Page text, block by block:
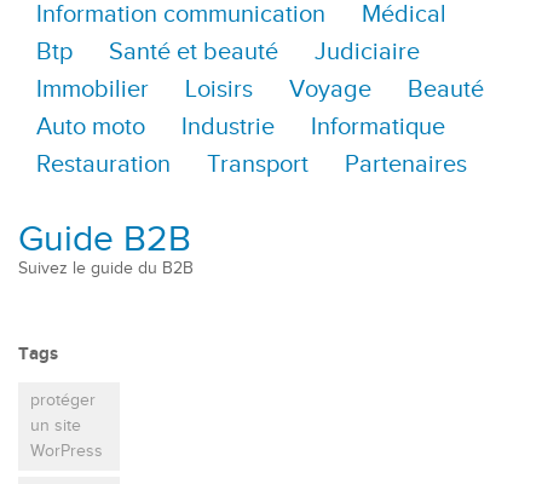
Information communication
Médical
Btp
Santé et beauté
Judiciaire
Immobilier
Loisirs Voyage
Beauté
Auto moto
Industrie
Informatique
Restauration
Transport Partenaires
Guide B2B
Suivez le guide du B2B
Tags
protéger
un site
WorPress